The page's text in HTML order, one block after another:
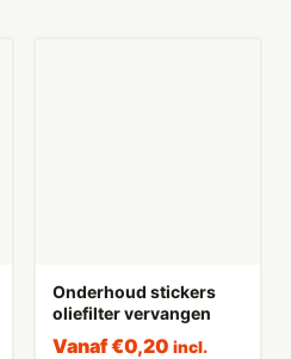
Onderhoud stickers
oliefilter vervangen
Vanaf€0,20 incl.